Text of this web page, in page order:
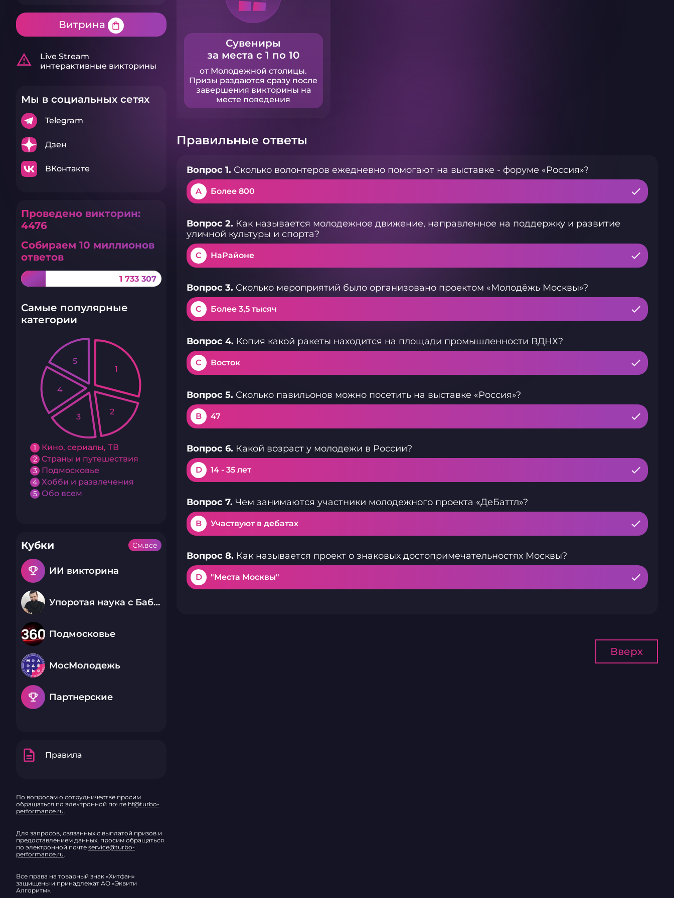
Витрина shopping_bag
warning_amber
Live Stream
интерактивные викторины
Мы в социальных сетях
Telegram
Дзен
ВКонтакте
Проведено викторин:
4476
Собираем 10 миллионов
ответов
1 733 307
Самые популярные
категории
1 Кино, сериалы, ТВ
2 Страны и путешествия
3 Подмосковье
4 Хобби и развлечения
5 Обо всем
1
2
3
4
5
Кубки
emoji_events ИИ викторина
Упоротая наука с Бабаем Лютым
Подмосковье
МосМолодежь
emoji_events Партнерские
См.все
description Правила
По вопросам о сотрудничестве просим
обращаться по электронной почте hf@turbo-
performance.ru.
Для запросов, связанных с выплатой призов и
предоставлением данных, просим обращаться
по электронной почте service@turbo-
performance.ru.
Все права на товарный знак «Хитфан»
защищены и принадлежат АО «Эквити
Алгоритм».
Сувениры
за места с 1 по 10
от Молодежной столицы.
Призы раздаются сразу после
завершения викторины на
месте поведения
Правильные ответы
Вопрос 1. Сколько волонтеров ежедневно помогают на выставке - форуме «Россия»?
A Более 800
Вопрос 2. Как называется молодежное движение, направленное на поддержку и развитие
уличной культуры и спорта?
C НаРайоне
Вопрос 3. Сколько мероприятий было организовано проектом «Молодёжь Москвы»?
C Более 3,5 тысяч
Вопрос 4. Копия какой ракеты находится на площади промышленности ВДНХ?
C Восток
Вопрос 5. Сколько павильонов можно посетить на выставке «Россия»?
B 47
Вопрос 6. Какой возраст у молодежи в России?
D 14 - 35 лет
Вопрос 7. Чем занимаются участники молодежного проекта «ДеБаттл»?
B Участвуют в дебатах
Вопрос 8. Как называется проект о знаковых достопримечательностях Москвы?
D "Места Москвы"
Вверх